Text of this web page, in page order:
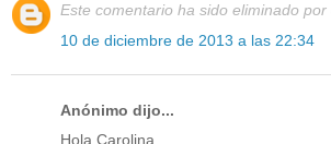
Este comentario ha sido eliminado por
10 de diciembre de 2013 a las 22:34
Anónimo dijo...
Hola Carolina,